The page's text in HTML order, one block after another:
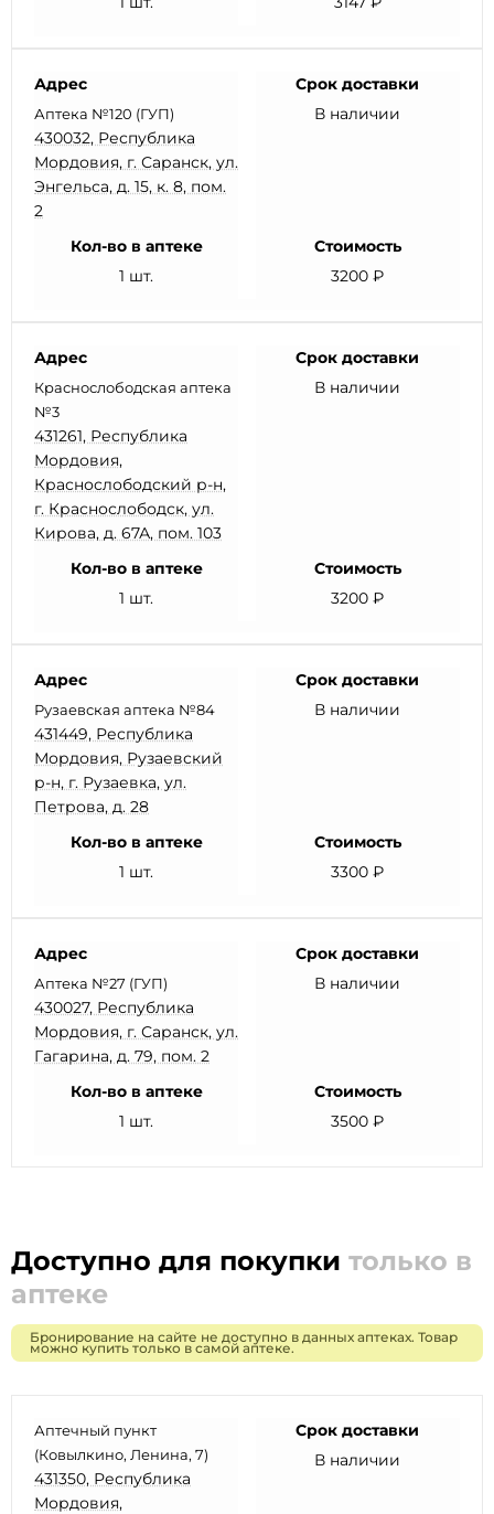
Адрес
Аптека №120 (ГУП)
430032, Республика
Мордовия, г. Саранск, ул.
Энгельса, д. 15, к. 8, пом.
2
Срок доставки
В наличии
Кол-во в аптеке
1 шт.
Стоимость
3200 ₽
Адрес
Краснослободская аптека
№3
431261, Республика
Мордовия,
Краснослободский р-н,
г. Краснослободск, ул.
Кирова, д. 67А, пом. 103
Срок доставки
В наличии
Кол-во в аптеке
1 шт.
Стоимость
3200 ₽
Адрес
Рузаевская аптека №84
431449, Республика
Мордовия, Рузаевский
р-н, г. Рузаевка, ул.
Петрова, д. 28
Срок доставки
В наличии
Кол-во в аптеке
1 шт.
Стоимость
3300 ₽
Адрес
Аптека №27 (ГУП)
430027, Республика
Мордовия, г. Саранск, ул.
Гагарина, д. 79, пом. 2
Срок доставки
В наличии
Кол-во в аптеке
1 шт.
Стоимость
3500 ₽
Доступно для покупки только в
аптеке
Бронирование на сайте не доступно в данных аптеках. Товар
можно купить только в самой аптеке.
Аптечный пункт
(Ковылкино, Ленина, 7)
431350, Республика
Мордовия,
Срок доставки
В наличии